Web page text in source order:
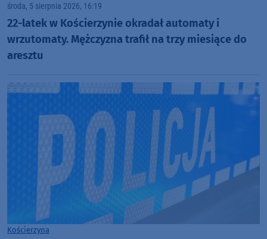
środa, 5 sierpnia 2026, 16:19
22-latek w Kościerzynie okradał automaty i
wrzutomaty. Mężczyzna trafił na trzy miesiące do
aresztu
Kościerzyna